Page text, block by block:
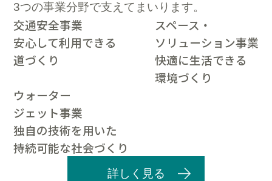
3つの事業分野で支えてまいります。
交通安全事業
安心して利用できる
道づくり
スペース・
ソリューション事業
快適に生活できる
環境づくり
ウォーター
ジェット事業
独自の技術を用いた
持続可能な社会づくり
詳しく見る